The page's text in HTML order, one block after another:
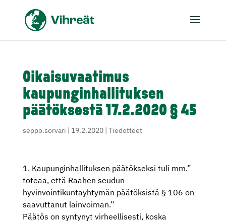
Oikaisuvaatimus
kaupunginhallituksen
päätöksestä 17.2.2020 § 45
seppo.sorvari | 19.2.2020| Tiedotteet
1. Kaupunginhallituksen päätökseksi tuli mm.”
toteaa, että Raahen seudun
hyvinvointikuntayhtymän päätöksistä § 106 on
saavuttanut lainvoiman.”
Päätös on syntynyt virheellisesti, koska